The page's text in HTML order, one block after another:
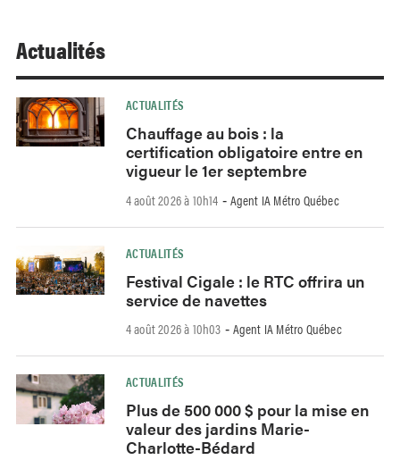
Actualités
ACTUALITÉS
Chauffage au bois : la
certification obligatoire entre en
vigueur le 1er septembre
4 août 2026 à 10h14 - Agent IA Métro Québec
ACTUALITÉS
Festival Cigale : le RTC offrira un
service de navettes
4 août 2026 à 10h03 - Agent IA Métro Québec
ACTUALITÉS
Plus de 500 000 $ pour la mise en
valeur des jardins Marie-
Charlotte-Bédard